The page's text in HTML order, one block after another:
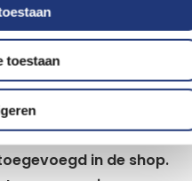
toestaan
of tent of hijs je de
Bij elk
desbetreffende
gebruik van de
formaten op
gewenste
in de shop.